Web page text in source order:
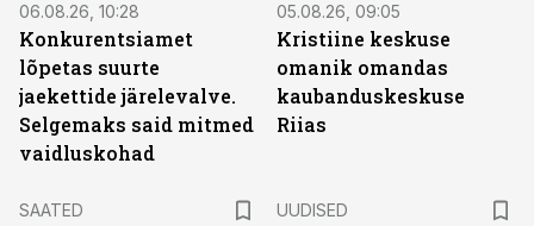
06.08.26, 10:28
Konkurentsiamet
lõpetas suurte
jaekettide järelevalve.
Selgemaks said mitmed
vaidluskohad
05.08.26, 09:05
Kristiine keskuse
omanik omandas
kaubanduskeskuse
Riias
SAATED
UUDISED